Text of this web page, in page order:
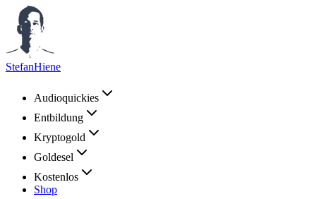
StefanHiene
Audioquickies
Entbildung
Kryptogold
Goldesel
Kostenlos
Shop